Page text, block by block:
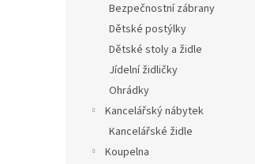
Bezpečnostní zábrany
Dětské postýlky
Dětské stoly a židle
Jídelní židličky
Ohrádky
Kancelářský nábytek
Kancelářské židle
Koupelna